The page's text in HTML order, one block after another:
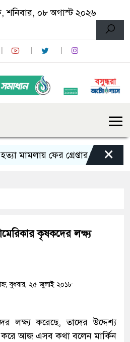
শনিবার, ০৮ অগাস্ট ২০২৬
ফের গ্রেপ্তার সাবেক ×
কৃষকদের লক্ষ্য
বুধবার, ২৫ জুলাই ২০১৮
লক্ষ্য করেছে, তাদের উদ্দেশ্য
করে আজ এসব কথা বলেন মার্কিন